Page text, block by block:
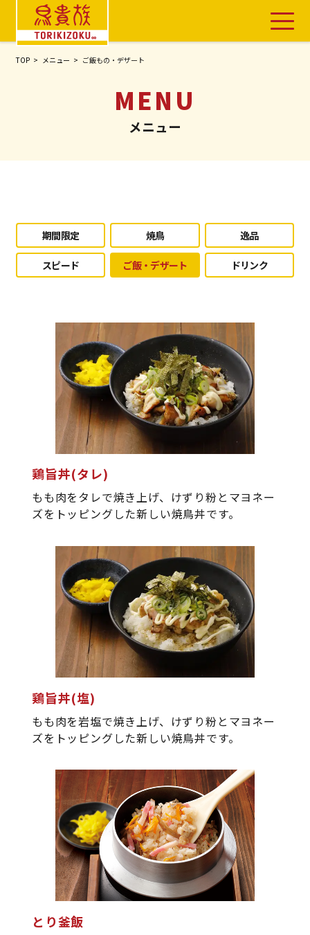
お店を探す
鳥貴族 〇〇家
会社情報
プライバシーポリシー
サイトのご利用にあたって
TOP メニュー ご飯もの・デザート
メニュー
期間限定 焼鳥 逸品
スピード ご飯・デザート ドリンク
鶏旨丼(タレ)
もも肉をタレで焼き上げ、けずり粉とマヨネー
ズをトッピングした新しい焼鳥丼です。
鶏旨丼(塩)
もも肉を岩塩で焼き上げ、けずり粉とマヨネー
ズをトッピングした新しい焼鳥丼です。
とり釜飯